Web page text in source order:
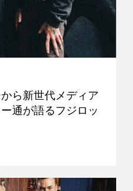
ら新世代メディア
通が語るフジロッ